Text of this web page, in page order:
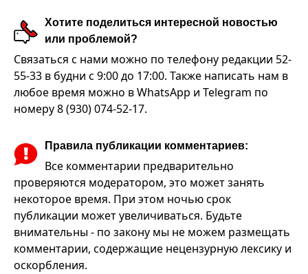
Хотите поделиться интересной новостью
или проблемой?
Связаться с нами можно по телефону редакции 52-
55-33 в будни с 9:00 до 17:00. Также написать нам в
любое время можно в WhatsApp и Telegram по
номеру 8 (930) 074-52-17.
Правила публикации комментариев:
Все комментарии предварительно
проверяются модератором, это может занять
некоторое время. При этом ночью срок
публикации может увеличиваться. Будьте
внимательны - по закону мы не можем размещать
комментарии, содержащие нецензурную лексику и
оскорбления.